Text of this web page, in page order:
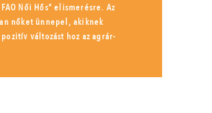
Női Hős” elismerésre. Az
nőket ünnepel, akiknek
változást hoz az agrár-